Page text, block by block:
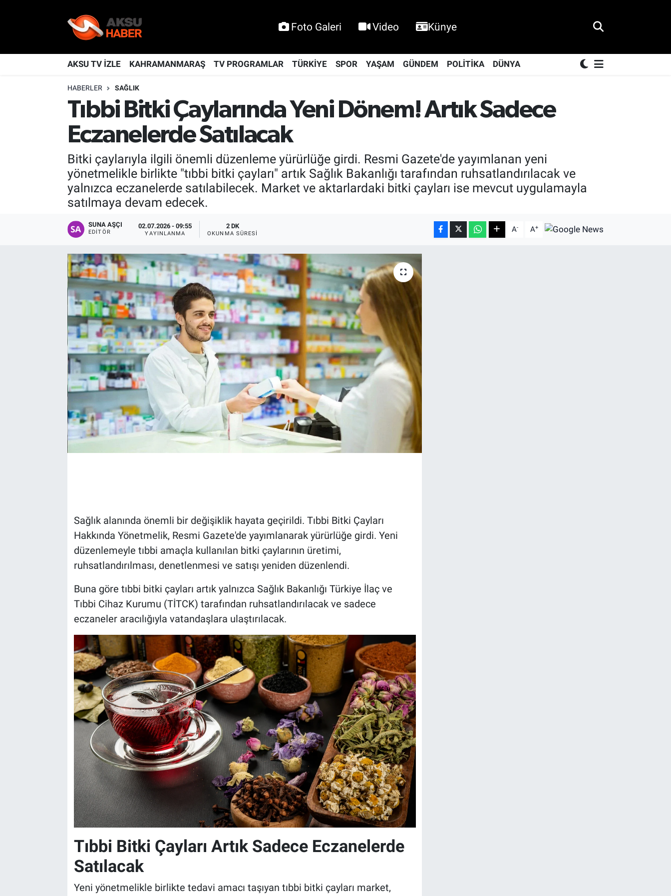
Foto Galeri Video Künye
AKSU TV İZLE KAHRAMANMARAŞ TV PROGRAMLAR TÜRKİYE SPOR YAŞAM GÜNDEM POLİTİKA DÜNYA
HABERLER SAĞLIK
Tıbbi Bitki Çaylarında Yeni Dönem! Artık Sadece
Eczanelerde Satılacak
Bitki çaylarıyla ilgili önemli düzenleme yürürlüğe girdi. Resmi Gazete'de yayımlanan yeni
yönetmelikle birlikte "tıbbi bitki çayları" artık Sağlık Bakanlığı tarafından ruhsatlandırılacak ve
yalnızca eczanelerde satılabilecek. Market ve aktarlardaki bitki çayları ise mevcut uygulamayla
satılmaya devam edecek.
SUNA AŞÇI
EDITÖR
02.07.2026 - 09:55
YAYINLANMA
2 DK
OKUNMA SÜRESI A- A+
Sağlık alanında önemli bir değişiklik hayata geçirildi. Tıbbi Bitki Çayları
Hakkında Yönetmelik, Resmi Gazete'de yayımlanarak yürürlüğe girdi. Yeni
düzenlemeyle tıbbi amaçla kullanılan bitki çaylarının üretimi,
ruhsatlandırılması, denetlenmesi ve satışı yeniden düzenlendi.
Buna göre tıbbi bitki çayları artık yalnızca Sağlık Bakanlığı Türkiye İlaç ve
Tıbbi Cihaz Kurumu (TİTCK) tarafından ruhsatlandırılacak ve sadece
eczaneler aracılığıyla vatandaşlara ulaştırılacak.
Tıbbi Bitki Çayları Artık Sadece Eczanelerde
Satılacak
Yeni yönetmelikle birlikte tedavi amacı taşıyan tıbbi bitki çayları market,
KAHRAMANMARAŞ
KÜLTÜR-SANAT
Nöbetçi Eczaneler
Hava Durumu
Kahramanmaraş Namaz Vakitleri
TFF 2.Lig Kırmızı Grup Puan Durumu ve Fikstür
Tüm Manşetler
Son Dakika Haberleri